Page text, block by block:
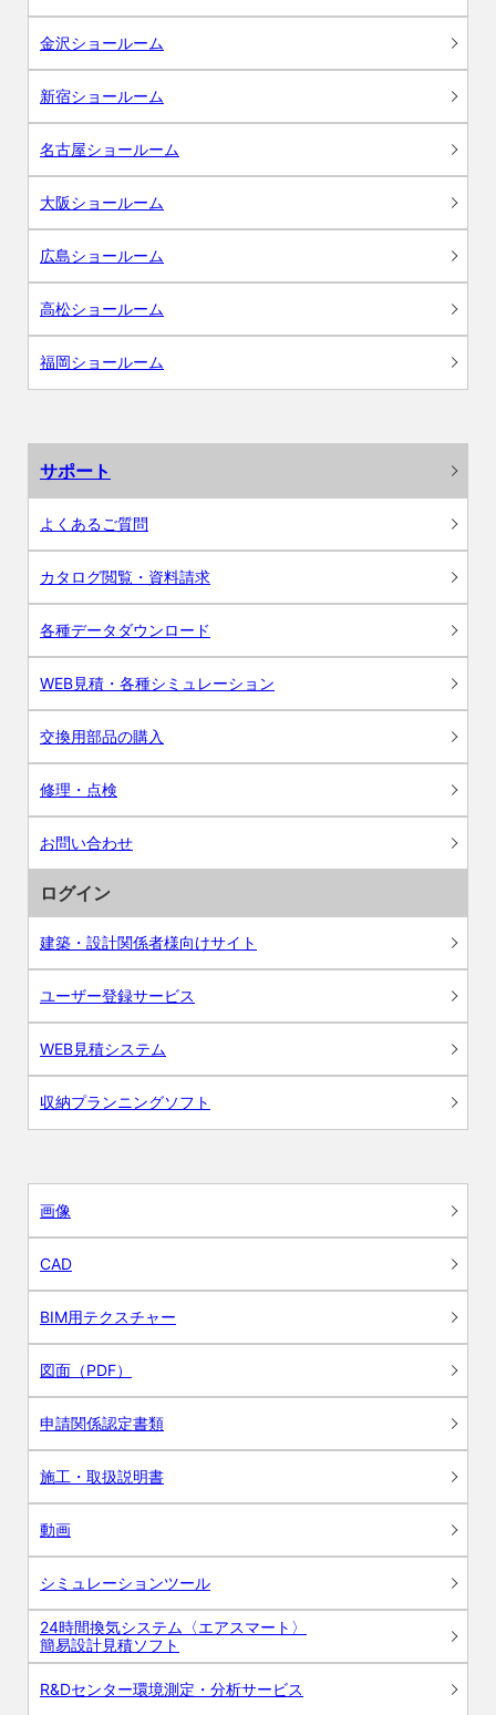
金沢ショールーム
新宿ショールーム
名古屋ショールーム
大阪ショールーム
広島ショールーム
高松ショールーム
福岡ショールーム
サポート
よくあるご質問
カタログ閲覧・資料請求
各種データダウンロード
WEB見積・各種シミュレーション
交換用部品の購入
修理・点検
お問い合わせ
ログイン
建築・設計関係者様向けサイト
ユーザー登録サービス
WEB見積システム
収納プランニングソフト
画像
CAD
BIM用テクスチャー
図面（PDF）
申請関係認定書類
施工・取扱説明書
動画
シミュレーションツール
24時間換気システム〈エアスマート〉
簡易設計見積ソフト
R&Dセンター環境測定・分析サービス